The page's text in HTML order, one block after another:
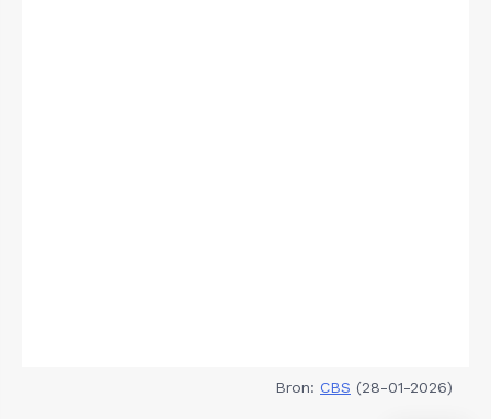
Bron: CBS (28-01-2026)